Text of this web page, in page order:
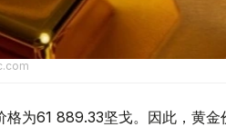
格为61 889.33坚戈。因此，黄